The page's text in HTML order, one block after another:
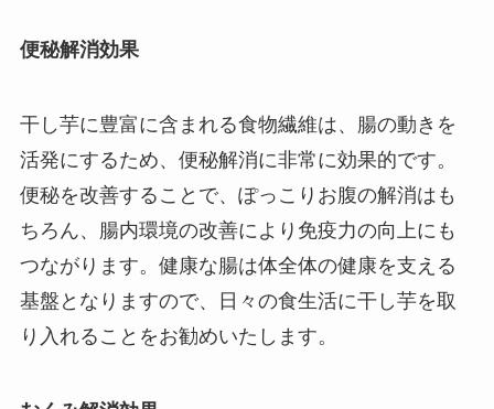
便秘解消効果
干し芋に豊富に含まれる食物繊維は、腸の動きを
活発にするため、便秘解消に非常に効果的です。
便秘を改善することで、ぽっこりお腹の解消はも
ちろん、腸内環境の改善により免疫力の向上にも
つながります。健康な腸は体全体の健康を支える
基盤となりますので、日々の食生活に干し芋を取
り入れることをお勧めいたします。